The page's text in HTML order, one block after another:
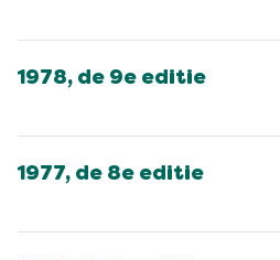
1978, de 9e editie
1977, de 8e editie